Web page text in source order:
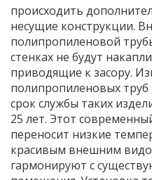
происходить
несущие конструкции.
полипропиленовой
стенках не будут
приводящие к засору.
полипропиленовых
срок службы таких
25 лет. Этот
переносит низкие
красивым внешним
гармонируют с